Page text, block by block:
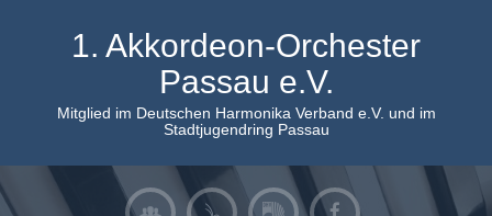
1. Akkordeon-Orchester
Passau e.V.
Mitglied im Deutschen Harmonika Verband e.V. und im
Stadtjugendring Passau